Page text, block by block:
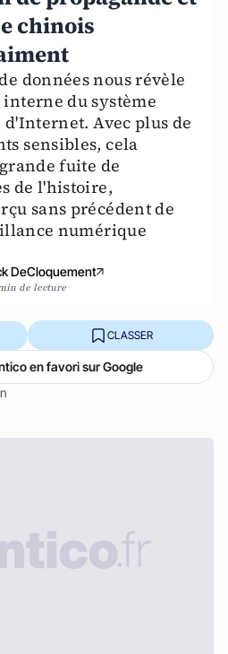
chinois
données nous révèle
du système
Avec plus de
sensibles, cela
fuite de
de l'histoire,
sans précédent de
numérique
DeCloquement
de lecture
CLASSER
en favori sur Google